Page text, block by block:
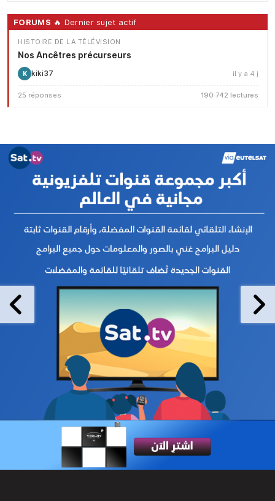
FORUMS 🔥 Dernier sujet actif
HISTOIRE DE LA TÉLÉVISION
Nos Ancêtres précurseurs
K kiki37 il y a 4 j
25 réponses 190 742 lectures